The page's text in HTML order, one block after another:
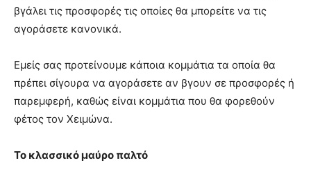
βγάλει τις προσφορές τις οποίες θα μπορείτε να τις
αγοράσετε κανονικά.
Εμείς σας προτείνουμε κάποια κομμάτια τα οποία θα
πρέπει σίγουρα να αγοράσετε αν βγουν σε προσφορές ή
παρεμφερή, καθώς είναι κομμάτια που θα φορεθούν
φέτος τον Χειμώνα.
Το κλασσικό μαύρο παλτό